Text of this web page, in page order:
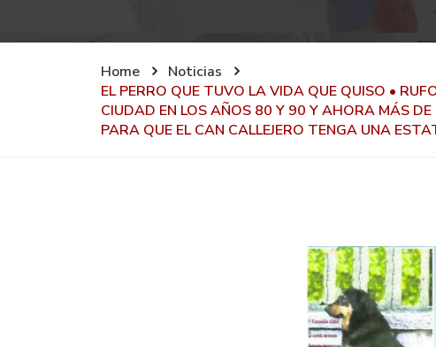
Home
Noticias
EL PERRO QUE TUVO LA VIDA QUE QUISO •
CIUDAD EN LOS AÑOS 80 Y 90 Y AHORA MÁS
PARA QUE EL CAN CALLEJERO TENGA UNA